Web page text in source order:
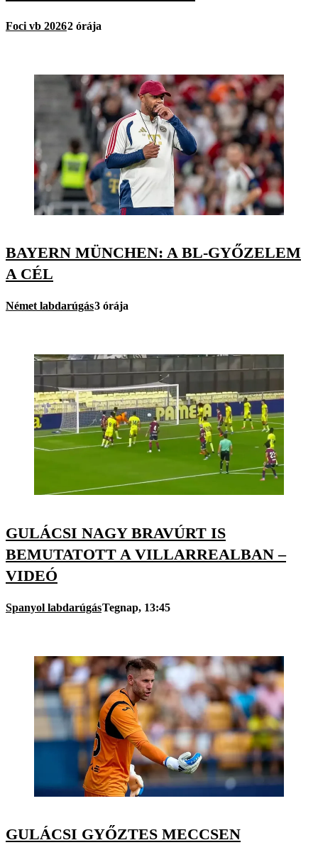
Foci vb 20262 órája
BAYERN MÜNCHEN: A BL-GYŐZELEM
A CÉL
Német labdarúgás3 órája
GULÁCSI NAGY BRAVÚRT IS
BEMUTATOTT A VILLARREALBAN –
VIDEÓ
Spanyol labdarúgásTegnap, 13:45
GULÁCSI GYŐZTES MECCSEN